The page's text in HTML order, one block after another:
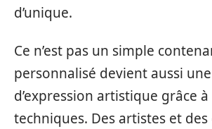
d’unique.
Ce n’est pas un simple
personnalisé devient aussi
d’expression artistique grâce
techniques. Des artistes et